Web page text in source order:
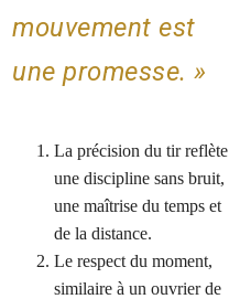
mouvement est
une promesse. »
La précision du tir reflète
une discipline sans bruit,
une maîtrise du temps et
de la distance.
Le respect du moment,
similaire à un ouvrier de